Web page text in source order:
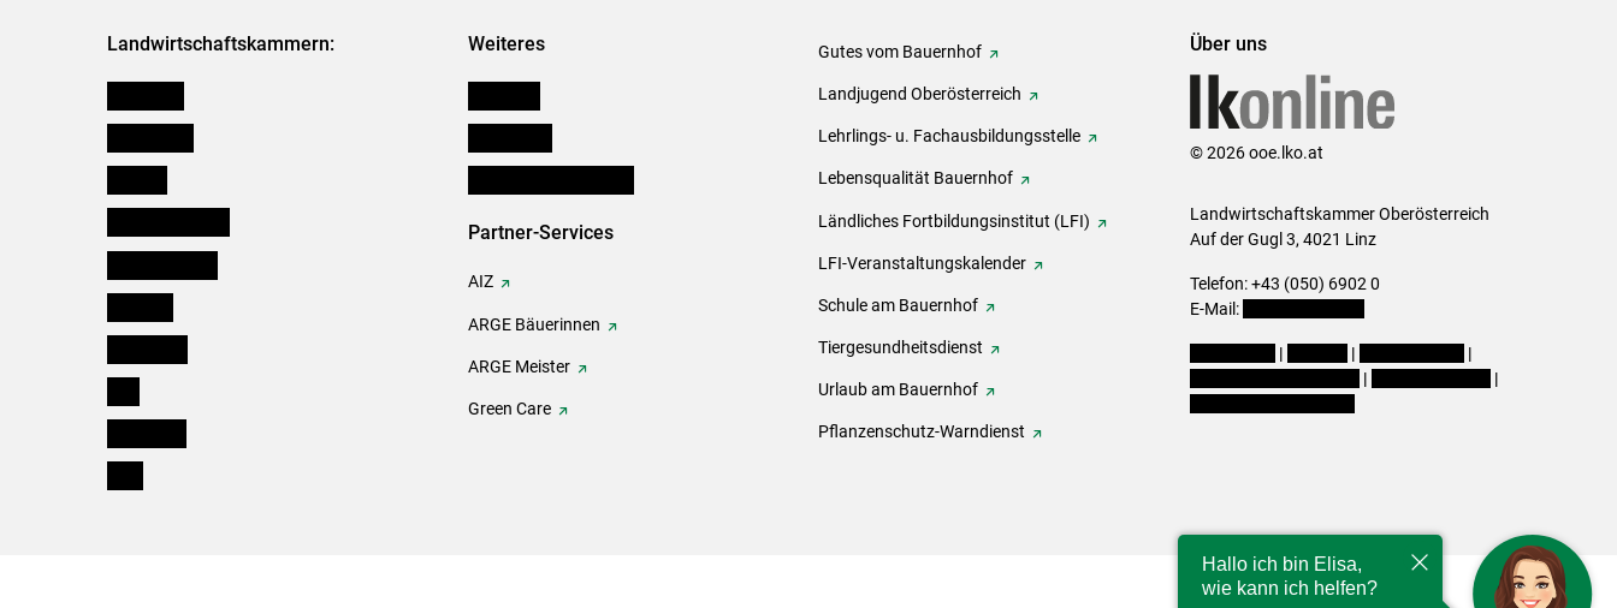
Landwirtschaftskammern: Weiteres
Partner-Services
AIZ
ARGE Bäuerinnen
ARGE Meister
Green Care
Gutes vom Bauernhof
Landjugend Oberösterreich
Lehrlings- u. Fachausbildungsstelle
Lebensqualität Bauernhof
Ländliches Fortbildungsinstitut (LFI)
LFI-Veranstaltungskalender
Schule am Bauernhof
Tiergesundheitsdienst
Urlaub am Bauernhof
Pflanzenschutz-Warndienst
Über uns
© 2026 ooe.lko.at
Landwirtschaftskammer Oberösterreich
Auf der Gugl 3, 4021 Linz
Telefon: +43 (050) 6902 0
E-Mail:
| |
|
|
|
Hallo ich bin Elisa,
wie kann ich helfen?